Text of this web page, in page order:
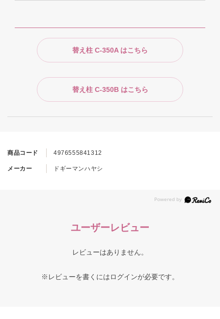
商品コード 4976555841312
メーカー ドギーマンハヤシ
替え柱 C-350A はこちら
替え柱 C-350B はこちら
ユーザーレビュー
レビューはありません。
※レビューを書くにはログインが必要です。